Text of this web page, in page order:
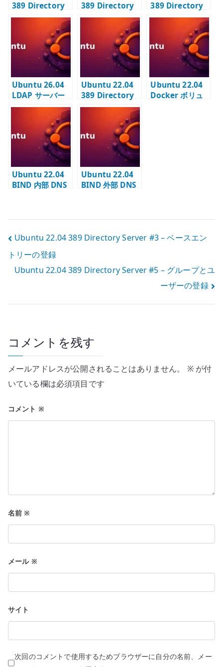
389 Directory
Server #1 – イ
ンスタンス作成
と suffix 設計
389 Directory
Server #2 – TLS
有効化と LDAPS
389 Directory
Server #3 – ベ
ースエントリー
Ubuntu 26.04
LDAP サーバー
の基本設定 – 389
Server でディレ
クトリ基盤を作
Ubuntu 22.04
389 Directory
Server #5 – グ
ループとユーザ
ーの登録
Ubuntu 22.04
Docker ボリュ
Ubuntu 22.04
BIND 内部 DNS
を構成する
Ubuntu 22.04
BIND 外部 DNS
投
稿
ナ
ビ
ー
シ
ョ
ン
Ubuntu 22.04 389 Directory Server #3 – ベースエン
トリーの登録
Ubuntu 22.04 389 Directory Server #5 – グループとユ
ーザーの登録
コメントを残す
メールアドレスが公開されることはありません。 ※が付
いている欄は必須項目です
コメント ※
名前※
メール ※
サイト
次回のコメントで使用するためブラウザーに自分の名前、メー